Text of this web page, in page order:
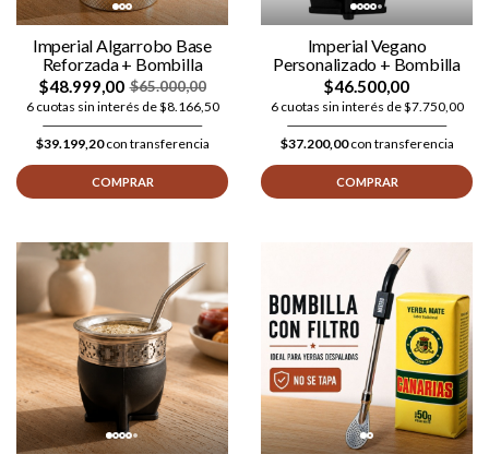
Imperial Algarrobo Base
Reforzada + Bombilla
$48.999,00 $65.000,00
6 cuotas sin interés de $8.166,50
$39.199,20con transferencia
COMPRAR
Imperial Vegano
Personalizado + Bombilla
$46.500,00
6 cuotas sin interés de $7.750,00
$37.200,00con transferencia
COMPRAR